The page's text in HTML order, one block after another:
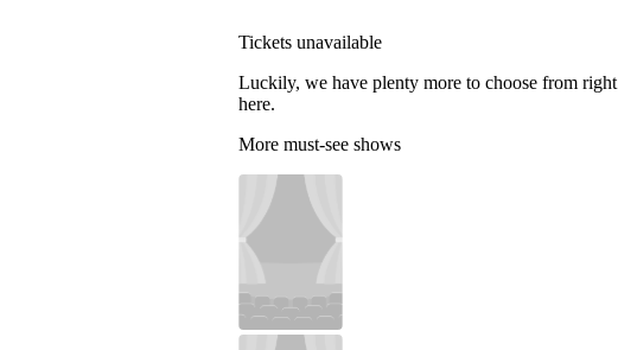
Tickets unavailable
Luckily, we have plenty more to choose from right
here.
More must-see shows